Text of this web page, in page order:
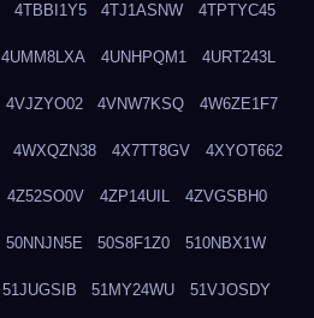
4TBBI1Y5 4TJ1ASNW 4TPTYC45
4UMM8LXA 4UNHPQM1 4URT243L
4VJZYO02 4VNW7KSQ 4W6ZE1F7
4WXQZN38 4X7TT8GV 4XYOT662
4Z52SO0V 4ZP14UIL 4ZVGSBH0
50NNJN5E 50S8F1Z0 510NBX1W
51JUGSIB 51MY24WU 51VJOSDY